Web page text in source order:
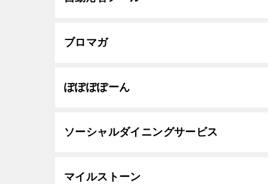
ブロマガ
ぽぽぽぽーん
ソーシャルダイニングサービス
マイルストーン